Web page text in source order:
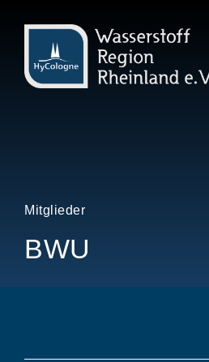
Mitglieder
BWU